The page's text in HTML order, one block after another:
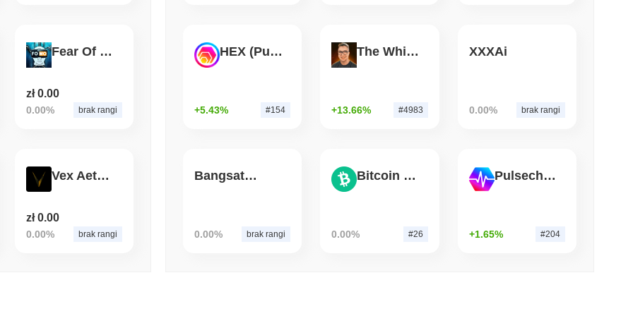
BITCOIN CRYPTO SERVICES
BitGo przenosi 7,4 miliarda dolarów Wrapped Bitcoin do Chainlink,
Fear Of Missing Out
zł 0.00
0.00% brak rangi
Vex Aeterna
zł 0.00
0.00% brak rangi
HEX (Pulsechain)
+5.43% #154
The White Bull
+13.66% #4983
XXXAi
0.00% brak rangi
Bangsat 666
0.00% brak rangi
Bitcoin Cash
0.00% #26
Pulsechain
+1.65% #204